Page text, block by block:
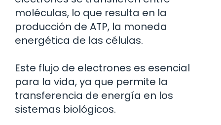
moléculas, lo que resulta en la
producción de ATP, la moneda
energética de las células.
Este flujo de electrones es esencial
para la vida, ya que permite la
transferencia de energía en los
sistemas biológicos.